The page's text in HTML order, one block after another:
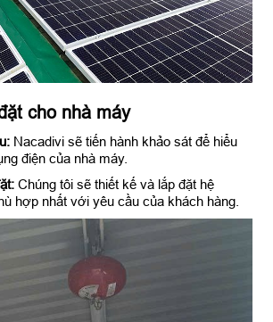
cho nhà máy
Nacadivi sẽ tiến hành khảo sát để hiểu
điện của nhà máy.
Chúng tôi sẽ thiết kế và lắp đặt hệ
hợp nhất với yêu cầu của khách hàng.